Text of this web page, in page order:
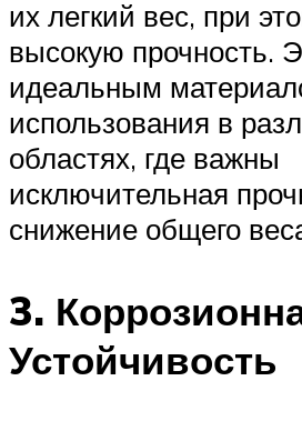
их легкий вес, при
высокую прочность.
идеальным
использования в
областях, где важны
исключительная
снижение общего
3.
Устойчивость